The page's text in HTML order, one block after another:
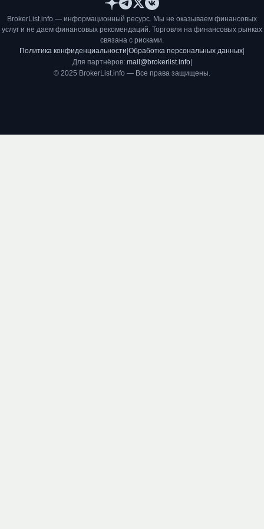
BrokerList.info — информационный ресурс. Мы не оказываем финансовых
услуг и не даем финансовых рекомендаций. Торговля на финансовых рынках
связана с рисками.
Политика конфиденциальности Обработка персональных данных
Для партнёров: mail@brokerlist.info|
© 2025 BrokerList.info — Все права защищены.